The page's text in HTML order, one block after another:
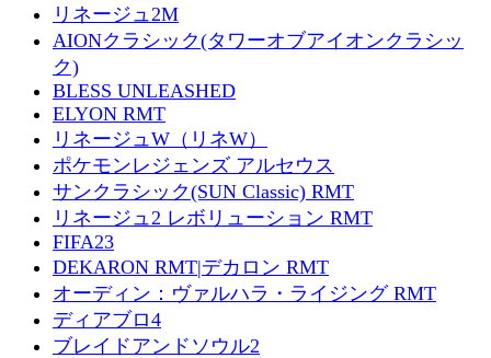
リネージュ2M
AIONクラシック(タワーオブアイオンクラシッ
ク)
BLESS UNLEASHED
ELYON RMT
リネージュW（リネW）
ポケモンレジェンズ アルセウス
サンクラシック(SUN Classic) RMT
リネージュ2 レボリューション RMT
FIFA23
DEKARON RMT|デカロン RMT
オーディン：ヴァルハラ・ライジング RMT
ディアブロ4
ブレイドアンドソウル2